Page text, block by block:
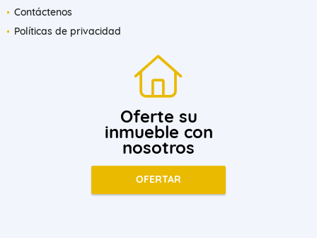
Contáctenos
Políticas de privacidad
Oferte su
inmueble con
nosotros
OFERTAR